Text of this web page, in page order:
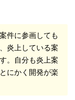
件に参画しても
炎上している案
。自分も炎上案
にかく開発が楽